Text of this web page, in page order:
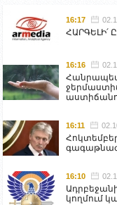
16:17
ՀԱՐԳԵԼԻ՛
16:16
16:11
16:10
կողմում